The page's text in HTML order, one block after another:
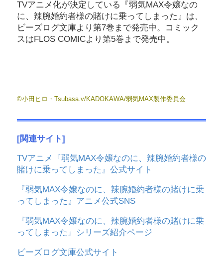
TVアニメ化が決定している『弱気MAX令嬢なの
に、辣腕婚約者様の賭けに乗ってしまった』は、
ビーズログ文庫より第7巻まで発売中。コミック
スはFLOS COMICより第5巻まで発売中。
©小田ヒロ・Tsubasa.v/KADOKAWA/弱気MAX製作委員会
[関連サイト]
TVアニメ『弱気MAX令嬢なのに、辣腕婚約者様の
賭けに乗ってしまった』公式サイト
『弱気MAX令嬢なのに、辣腕婚約者様の賭けに乗
ってしまった』アニメ公式SNS
『弱気MAX令嬢なのに、辣腕婚約者様の賭けに乗
ってしまった』シリーズ紹介ページ
ビーズログ文庫公式サイト